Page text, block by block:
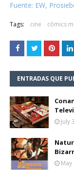
Fuente: EW,
Tags: cine cómics
ENTRADAS QUE
July
May